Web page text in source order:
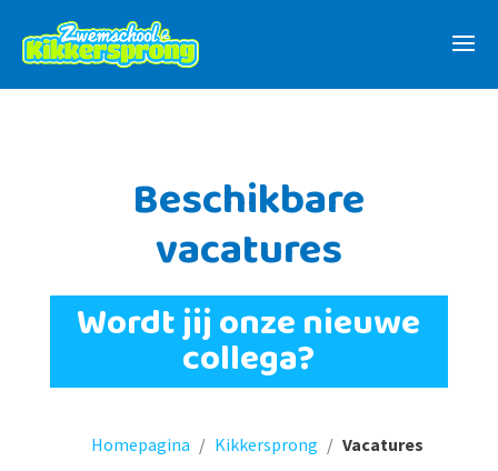
Beschikbare
vacatures
Wordt jij onze nieuwe
collega?
Homepagina / Kikkersprong / Vacatures